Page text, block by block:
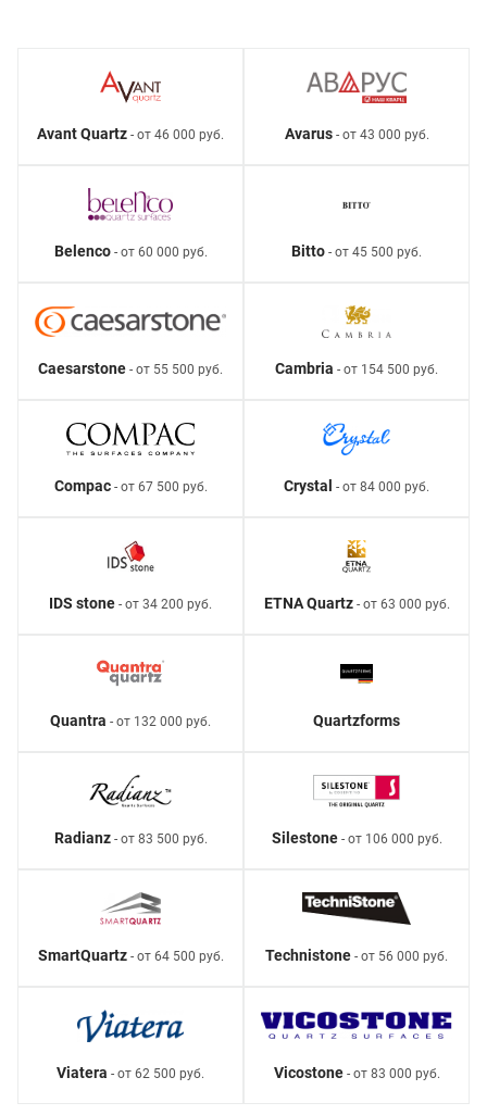
Avant Quartz - от 46 000 руб. Avarus- от 43 000 руб.
Belenco- от 60 000 руб. Bitto - от 45 500 руб.
Caesarstone - от 55 500 руб. Cambria - от 154 500 руб.
Compac- от 67 500 руб. Crystal - от 84 000 руб.
IDS stone - от 34 200 руб. ETNA Quartz- от 63 000 руб.
Quantra - от 132 000 руб. Quartzforms
Radianz- от 83 500 руб. Silestone- от 106 000 руб.
SmartQuartz- от 64 500 руб. Technistone - от 56 000 руб.
Viatera - от 62 500 руб. Vicostone- от 83 000 руб.